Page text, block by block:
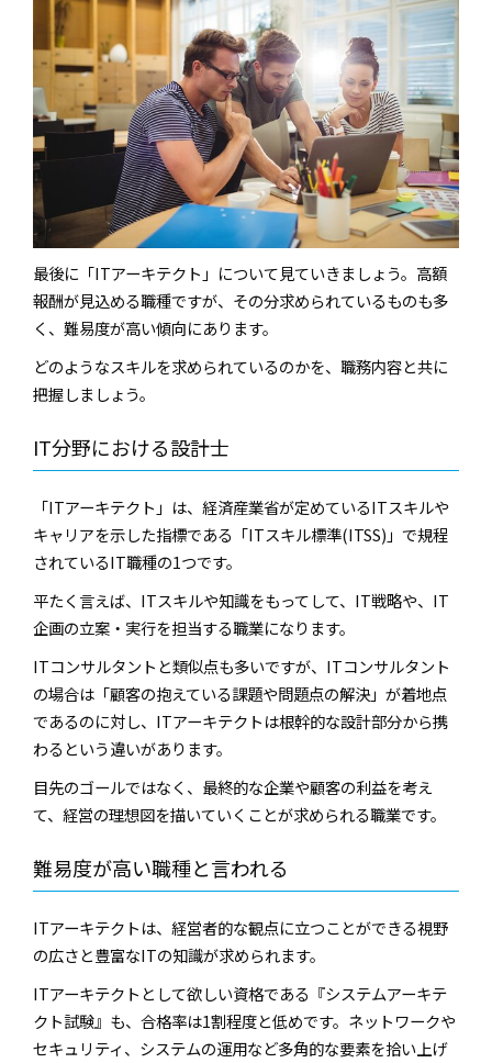
最後に「ITアーキテクト」について見ていきましょう。高額
報酬が見込める職種ですが、その分求められているものも多
く、難易度が高い傾向にあります。
どのようなスキルを求められているのかを、職務内容と共に
把握しましょう。
IT分野における設計士
「ITアーキテクト」は、経済産業省が定めているITスキルや
キャリアを示した指標である「ITスキル標準(ITSS)」で規程
されているIT職種の1つです。
平たく言えば、ITスキルや知識をもってして、IT戦略や、IT
企画の立案・実行を担当する職業になります。
ITコンサルタントと類似点も多いですが、ITコンサルタント
の場合は「顧客の抱えている課題や問題点の解決」が着地点
であるのに対し、ITアーキテクトは根幹的な設計部分から携
わるという違いがあります。
目先のゴールではなく、最終的な企業や顧客の利益を考え
て、経営の理想図を描いていくことが求められる職業です。
難易度が高い職種と言われる
ITアーキテクトは、経営者的な観点に立つことができる視野
の広さと豊富なITの知識が求められます。
ITアーキテクトとして欲しい資格である『システムアーキテ
クト試験』も、合格率は1割程度と低めです。ネットワークや
セキュリティ、システムの運用など多角的な要素を拾い上げ